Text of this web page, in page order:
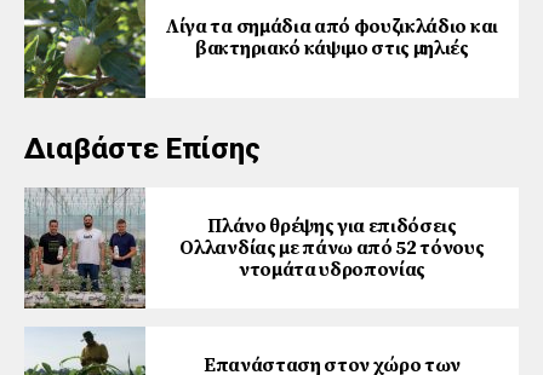
Λίγα τα σημάδια από φουζικλάδιο και
βακτηριακό κάψιμο στις μηλιές
Διαβάστε Επίσης
Πλάνο θρέψης για επιδόσεις
Ολλανδίας με πάνω από 52 τόνους
ντομάτα υδροπονίας
Επανάσταση στον χώρο των